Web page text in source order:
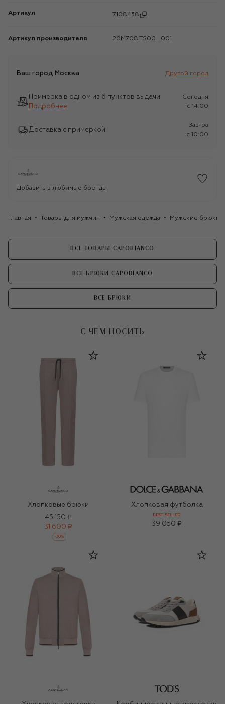
Артикул 7108438
Артикул производителя 20M708.TS00._001
Ваш город Москва Другой город
Примерка в одном из 6 пунктов выдачи
Подробнее
Сегодня
c 14:00
Доставка с примеркой
Завтра
c 10:00
Добавить в любимые бренды
Главная Товары для мужчин Мужская одежда Мужские брюки
ВСЕ ТОВАРЫ CAPOBIANCO
ВСЕ БРЮКИ CAPOBIANCO
ВСЕ БРЮКИ
С ЧЕМ НОСИТЬ
Хлопковые брюки
45 150 ₽
31 600 ₽
-30%
Хлопковая футболка
BEST-SELLER
39 050 ₽